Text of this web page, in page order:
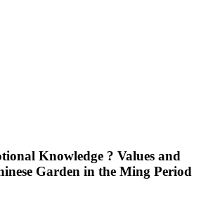
Knowledge ? Values and
Garden in the Ming Period